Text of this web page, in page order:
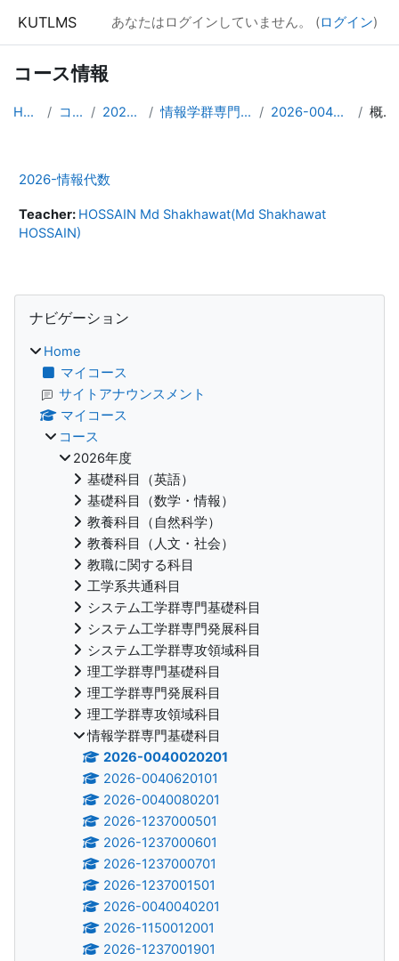
KUTLMS あなたはログインしていません。 (ログイン)
コース情報
Home コース 2026年度 情報学群専門基礎科目 2026-0040020201 概要
2026-情報代数
Teacher: HOSSAIN Md Shakhawat(Md Shakhawat
HOSSAIN)
ブロック
ナビゲーション
Home
マイコース
サイトアナウンスメント
マイコース
コース
2026年度
基礎科目（英語）
基礎科目（数学・情報）
教養科目（自然科学）
教養科目（人文・社会）
教職に関する科目
工学系共通科目
システム工学群専門基礎科目
システム工学群専門発展科目
システム工学群専攻領域科目
理工学群専門基礎科目
理工学群専門発展科目
理工学群専攻領域科目
情報学群専門基礎科目
2026-0040020201
2026-0040620101
2026-0040080201
2026-1237000501
2026-1237000601
2026-1237000701
2026-1237001501
2026-0040040201
2026-1150012001
2026-1237001901